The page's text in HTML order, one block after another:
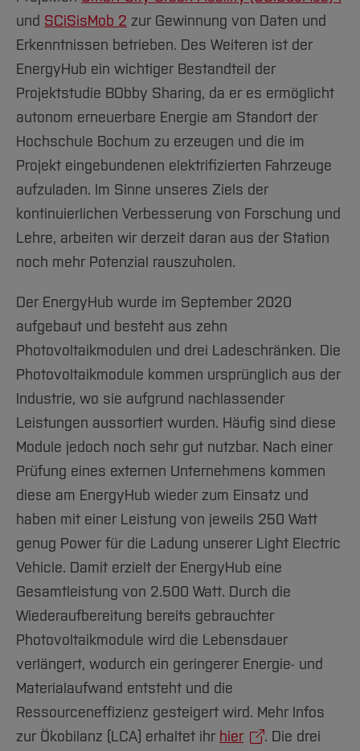
Arbeiten im FB G
Forschung und Projekte
International
Team
Service
Studiengänge
Studieninteressierte
Aktuelles
Studium
Fachgruppen
Forschung und Entwicklung
International
Team
Service
Amtliche Bekanntmachungen
BO Shop
Familiengerechte Hochschule
Gleichstellung
Diskriminierungsfreie Hochschule
Vertretungen
Wahlen
Hochschulbibliothek
Hochschulkommunikation
International Office
Medienzentrum
qed-Stiftung
Zentrale Studienberatung
und SCiSisMob 2 zur Gewinnung von Daten und
Erkenntnissen betrieben. Des Weiteren ist der
EnergyHub ein wichtiger Bestandteil der
Projektstudie BObby Sharing, da er es ermöglicht
autonom erneuerbare Energie am Standort der
Hochschule Bochum zu erzeugen und die im
Projekt eingebundenen elektrifizierten Fahrzeuge
aufzuladen. Im Sinne unseres Ziels der
kontinuierlichen Verbesserung von Forschung und
Lehre, arbeiten wir derzeit daran aus der Station
noch mehr Potenzial rauszuholen.
Der EnergyHub wurde im September 2020
aufgebaut und besteht aus zehn
Photovoltaikmodulen und drei Ladeschränken. Die
Photovoltaikmodule kommen ursprünglich aus der
Industrie, wo sie aufgrund nachlassender
Leistungen aussortiert wurden. Häufig sind diese
Module jedoch noch sehr gut nutzbar. Nach einer
Prüfung eines externen Unternehmens kommen
diese am EnergyHub wieder zum Einsatz und
haben mit einer Leistung von jeweils 250 Watt
genug Power für die Ladung unserer Light Electric
Vehicle. Damit erzielt der EnergyHub eine
Gesamtleistung von 2.500 Watt. Durch die
Wiederaufbereitung bereits gebrauchter
Photovoltaikmodule wird die Lebensdauer
verlängert, wodurch ein geringerer Energie- und
Materialaufwand entsteht und die
Ressourceneffizienz gesteigert wird. Mehr Infos
zur Ökobilanz (LCA) erhaltet ihr hier
. Die drei